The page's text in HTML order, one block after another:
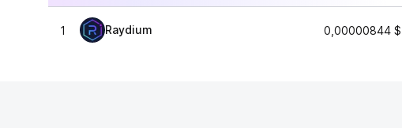
1 Raydium 0,00000844 $